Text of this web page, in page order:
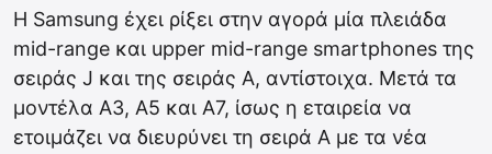
Η Samsung έχει ρίξει στην αγορά μία πλειάδα
mid-range και upper mid-range smartphones της
σειράς J και της σειράς Α, αντίστοιχα. Μετά τα
μοντέλα A3, A5 και A7, ίσως η εταιρεία να
ετοιμάζει να διευρύνει τη σειρά Α με τα νέα